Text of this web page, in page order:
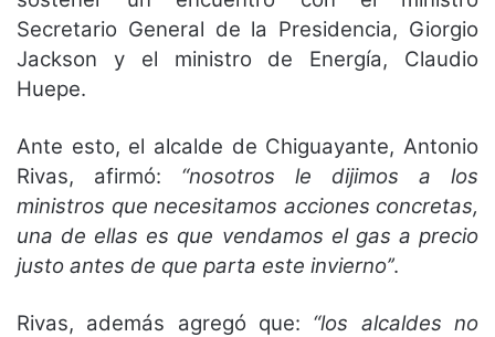
Secretario General de la Presidencia, Giorgio
Jackson y el ministro de Energía, Claudio
Huepe.
Ante esto, el alcalde de Chiguayante, Antonio
Rivas, afirmó: “nosotros le dijimos a los
ministros que necesitamos acciones concretas,
una de ellas es que vendamos el gas a precio
justo antes de que parta este invierno’’.
Rivas, además agregó que: “los alcaldes no